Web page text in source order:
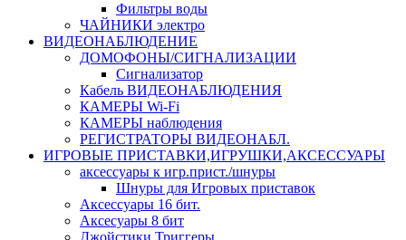
Фильтры воды
ЧАЙНИКИ электро
ВИДЕОНАБЛЮДЕНИЕ
ДОМОФОНЫ/СИГНАЛИЗАЦИИ
Сигнализатор
Кабель ВИДЕОНАБЛЮДЕНИЯ
КАМЕРЫ Wi-Fi
КАМЕРЫ наблюдения
РЕГИСТРАТОРЫ ВИДЕОНАБЛ.
ИГРОВЫЕ ПРИСТАВКИ,ИГРУШКИ,АКСЕССУАРЫ
аксесcуары к игр.прист./шнуры
Шнуры для Игровых приставок
Аксессуары 16 бит.
Аксесуары 8 бит
Джойстики,Триггеры